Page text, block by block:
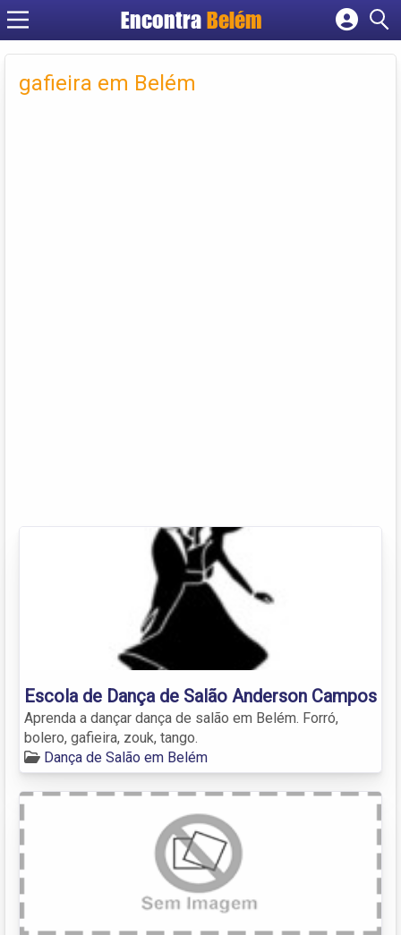
EncontraBelém
Cadastrar empresa
Criar conta
gafieira em Belém
Escola de Dança de Salão Anderson Campos
Aprenda a dançar dança de salão em Belém. Forró,
bolero, gafieira, zouk, tango.
Dança de Salão em Belém